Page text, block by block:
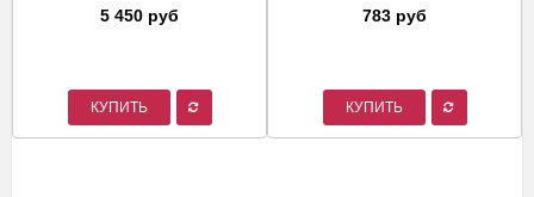
5 450 руб
КУПИТЬ
783 руб
КУПИТЬ